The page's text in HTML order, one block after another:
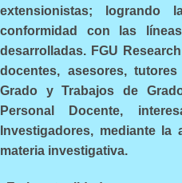
extensionistas; logrando
conformidad con las
desarrolladas. FGU
docentes, asesores,
Grado y Trabajos de
Personal Docente,
Investigadores, mediante la
materia investigativa.